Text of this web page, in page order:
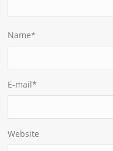
Name*
E-mail*
Website